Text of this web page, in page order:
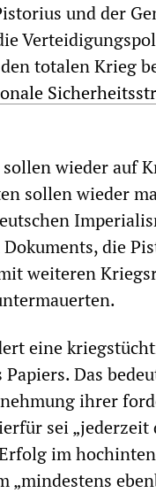
und der
totalen Krieg
wieder auf
sollen wieder
die
weiteren
eine
Das
ihrer
sei
im
„mindestens